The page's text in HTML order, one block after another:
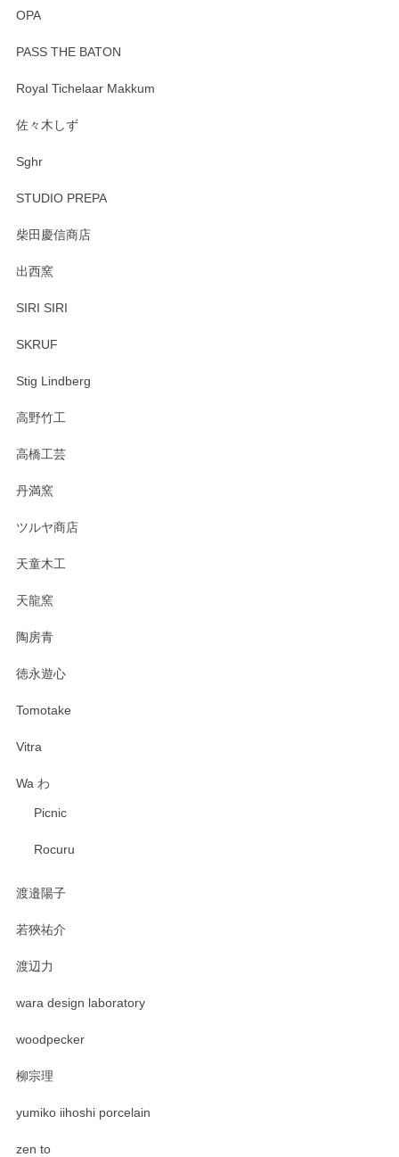
OPA
PASS THE BATON
Royal Tichelaar Makkum
佐々木しず
Sghr
STUDIO PREPA
柴田慶信商店
出西窯
SIRI SIRI
SKRUF
Stig Lindberg
高野竹工
高橋工芸
丹満窯
ツルヤ商店
天童木工
天龍窯
陶房青
徳永遊心
Tomotake
Vitra
Wa わ
Picnic
Rocuru
渡邉陽子
若狹祐介
渡辺力
wara design laboratory
woodpecker
柳宗理
yumiko iihoshi porcelain
zen to